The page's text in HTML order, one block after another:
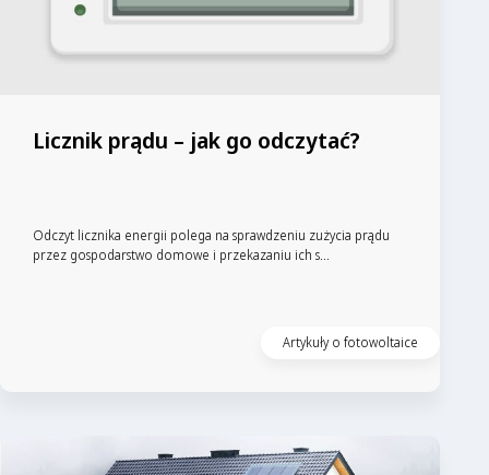
Licznik prądu – jak go odczytać?
Odczyt licznika energii polega na sprawdzeniu zużycia prądu
przez gospodarstwo domowe i przekazaniu ich s...
Artykuły o fotowoltaice